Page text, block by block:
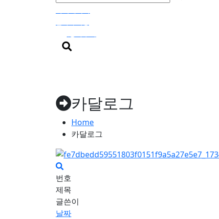
검
색
카달로그
Home
카달로그
번호
제목
글쓴이
날짜